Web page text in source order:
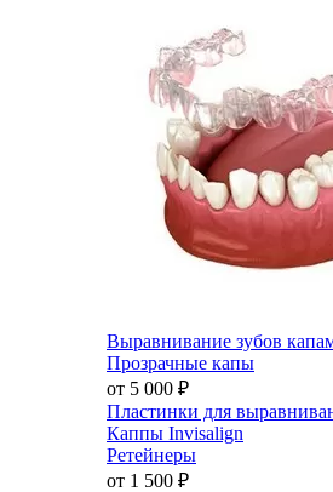
Выравнивание зубов
Прозрачные капы
от 5 000 ₽
Пластинки для
Каппы Invisalign
Ретейнеры
от 1 500 ₽